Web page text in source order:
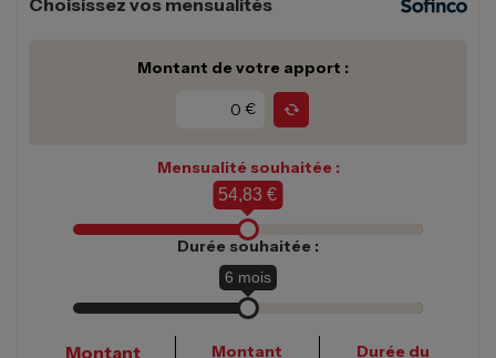
Choisissez vos mensualités
Montant de votre apport :
€
Mensualité souhaitée :
54,83 €
Durée souhaitée :
6 mois
Montant
Montant
Durée du